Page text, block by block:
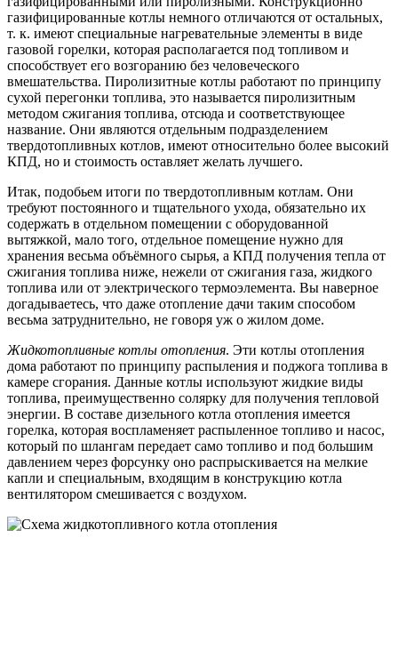
газифицированные котлы немного отличаются от остальных,
т. к. имеют специальные нагревательные элементы в виде
газовой горелки, которая располагается под топливом и
способствует его возгоранию без человеческого
вмешательства. Пиролизитные котлы работают по принципу
сухой перегонки топлива, это называется пиролизитным
методом сжигания топлива, отсюда и соответствующее
название. Они являются отдельным подразделением
твердотопливных котлов, имеют относительно более высокий
КПД, но и стоимость оставляет желать лучшего.
Итак, подобьем итоги по твердотопливным котлам. Они
требуют постоянного и тщательного ухода, обязательно их
содержать в отдельном помещении с оборудованной
вытяжкой, мало того, отдельное помещение нужно для
хранения весьма объёмного сырья, а КПД получения тепла от
сжигания топлива ниже, нежели от сжигания газа, жидкого
топлива или от электрического термоэлемента. Вы наверное
догадываетесь, что даже отопление дачи таким способом
весьма затруднительно, не говоря уж о жилом доме.
Жидкотопливные котлы отопления. Эти котлы отопления
дома работают по принципу распыления и поджога топлива в
камере сгорания. Данные котлы используют жидкие виды
топлива, преимущественно солярку для получения тепловой
энергии. В составе дизельного котла отопления имеется
горелка, которая воспламеняет распыленное топливо и насос,
который по шлангам передает само топливо и под большим
давлением через форсунку оно распрыскивается на мелкие
капли и специальным, входящим в конструкцию котла
вентилятором смешивается с воздухом.